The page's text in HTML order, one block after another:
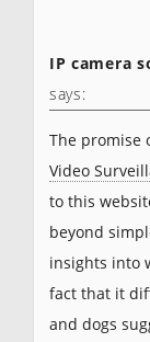
IP camera
says:
The promise
Video
to this
beyond
insights into
fact that it
and dogs